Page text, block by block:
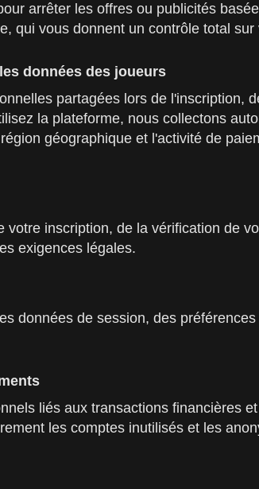
arrêter les offres ou publicités
qui vous donnent un contrôle total
données des joueurs
partagées lors de
la plateforme, nous collectons
géographique et l'activité de
inscription, de la vérification de
exigences légales.
données de session, des
liés aux transactions financières
les comptes inutilisés et les